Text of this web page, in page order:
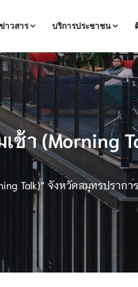
าวสาร บริการประชาชน
า (Morning
Talk)” จังหวัดสมุทรปราการ